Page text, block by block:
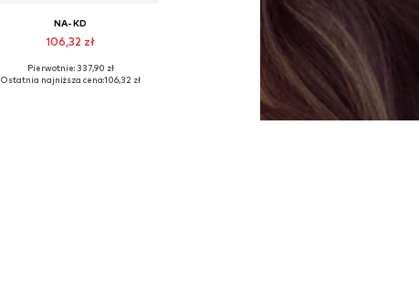
NA-KD
106,32 zł
Dostępne rozmiary: 34, 36
Pierwotnie: 337,90 zł
Ostatnia najniższa cena:106,32 zł